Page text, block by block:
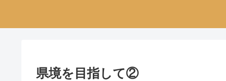
県境を目指して②